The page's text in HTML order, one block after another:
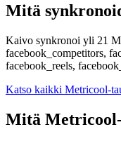
Mitä
Kaivo synkronoi yli 21
facebook_competitors,
facebook_reels,
Katso kaikki Metricool-
Mitä